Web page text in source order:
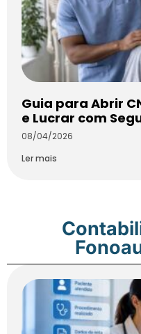
Guia para Abrir
e Lucrar com
08/04/2026
Ler mais